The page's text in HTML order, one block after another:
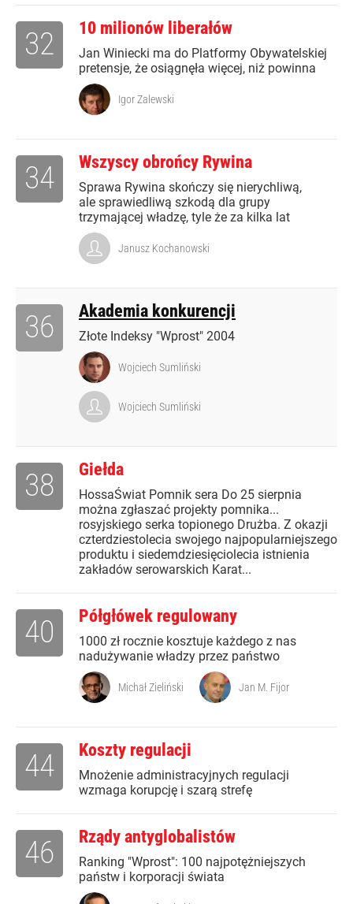
10 milionów liberałów
Jan Winiecki ma do Platformy Obywatelskiej
pretensje, że osiągnęła więcej, niż powinna
32
Igor Zalewski
Wszyscy obrońcy Rywina
Sprawa Rywina skończy się nierychliwą,
ale sprawiedliwą szkodą dla grupy
trzymającej władzę, tyle że za kilka lat
34
Janusz Kochanowski
Akademia konkurencji
Złote Indeksy "Wprost" 2004
36
Wojciech Sumliński
Wojciech Sumliński
Giełda
HossaŚwiat Pomnik sera Do 25 sierpnia
można zgłaszać projekty pomnika...
rosyjskiego serka topionego Drużba. Z okazji
czterdziestolecia swojego najpopularniejszego
produktu i siedemdziesięciolecia istnienia
zakładów serowarskich Karat...
38
Półgłówek regulowany
1000 zł rocznie kosztuje każdego z nas
nadużywanie władzy przez państwo
40
Michał Zieliński Jan M. Fijor
Koszty regulacji
Mnożenie administracyjnych regulacji
wzmaga korupcję i szarą strefę
44
Rządy antyglobalistów
Ranking "Wprost": 100 najpotężniejszych
państw i korporacji świata
46